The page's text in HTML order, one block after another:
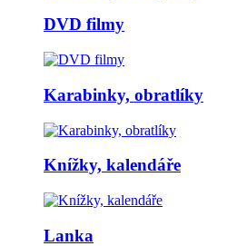
DVD filmy
Karabinky, obratlíky
Knížky, kalendáře
Lanka